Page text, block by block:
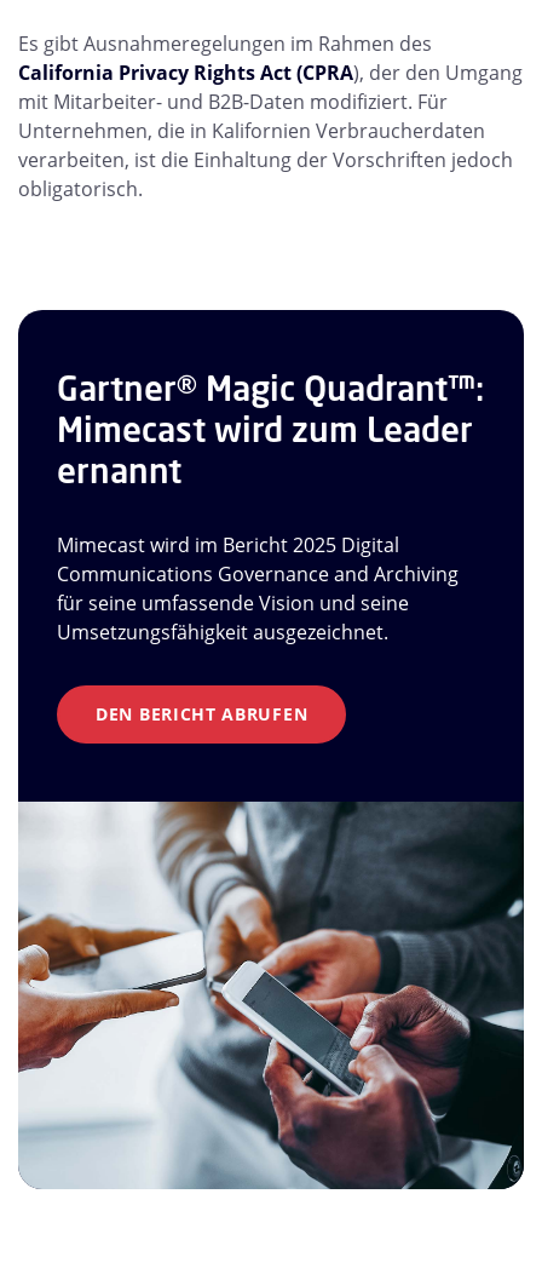
Es gibt Ausnahmeregelungen im Rahmen des
California Privacy Rights Act (CPRA), der den Umgang
mit Mitarbeiter- und B2B-Daten modifiziert. Für
Unternehmen, die in Kalifornien Verbraucherdaten
verarbeiten, ist die Einhaltung der Vorschriften jedoch
obligatorisch.
Gartner® Magic Quadrant™:
Mimecast wird zum Leader
ernannt
Mimecast wird im Bericht 2025 Digital
Communications Governance and Archiving
für seine umfassende Vision und seine
Umsetzungsfähigkeit ausgezeichnet.
DEN BERICHT ABRUFEN